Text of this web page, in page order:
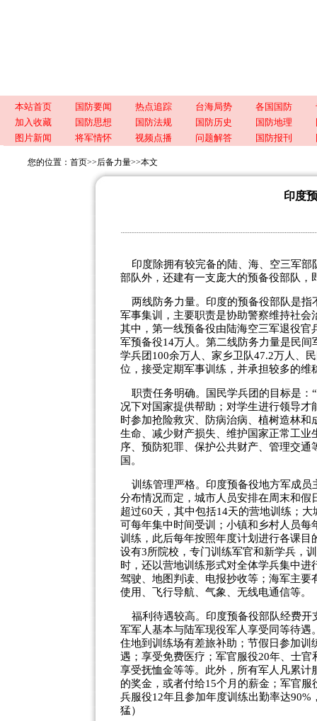
本站首页 国防要闻 热点追踪 台海局势 各国国防
加入收藏
国防思想 国防法规 国防历史 国防地理
图片新闻
将军情怀 视频点播 问题解答 国防报刊
您的位置： 首页>>后备力量>>本文
印度
印度除拥有较完备的陆、海、空三军部
部队外，还建有一支庞大的预备役部队
两线防务力量。印度的预备役部队是指
军事集训，主要职责是协助警察维持社
其中，第一线预备役由陆海空三军退役
军预备役14万人。第二线防务力量是民
学兵团100余万人、家乡卫队47.2万人、
位，接受定期军事训练，并承担较多的维
职责任务明确。国民学兵团的目标是：
况下对国家提供帮助；对学生进行领导
时参加抢险救灾、防病治病、植树造林
生命、减少财产损失、维护国家正常工
序、预防犯罪、保护公共财产、管理交
国。
训练管理严格。印度预备役地方军成员
分布情况而定，城市人员安排在周末和
超过60天，其中包括14天的营地训练；
可每年集中时间受训；小镇和乡村人员
训练，此后每年按照年度计划进行各课
设有3所院校，专门训练军官和新学兵，
时，还以营地训练形式对全体学兵集中
驾驶、地图判读、电报抄收等；海军主
使用、飞行导航、气象、无线电通信等。
福利待遇较高。印度预备役部队经费开
军军人基本与陆军现役军人享受同等待
住地到训练场有差旅补助；节假日参加
遇；享受免费医疗；军官服役20年、士
享受抚恤金等等。此外，所有军人凡累计
的奖金，或者付给15个月的薪金；军官
兵服役12年且参加年度训练出勤率达
猛）